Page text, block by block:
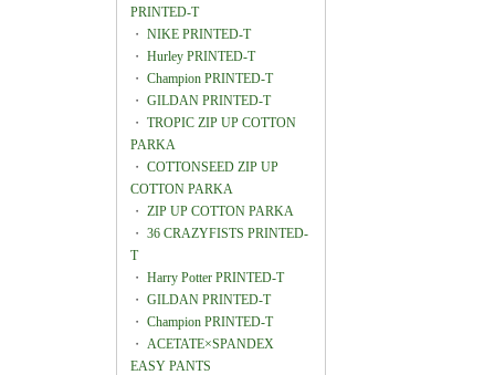
PRINTED-T
・ NIKE PRINTED-T
・ Hurley PRINTED-T
・ Champion PRINTED-T
・ GILDAN PRINTED-T
・ TROPIC ZIP UP COTTON
PARKA
・ COTTONSEED ZIP UP
COTTON PARKA
・ ZIP UP COTTON PARKA
・ 36 CRAZYFISTS PRINTED-
T
・ Harry Potter PRINTED-T
・ GILDAN PRINTED-T
・ Champion PRINTED-T
・ ACETATE×SPANDEX
EASY PANTS